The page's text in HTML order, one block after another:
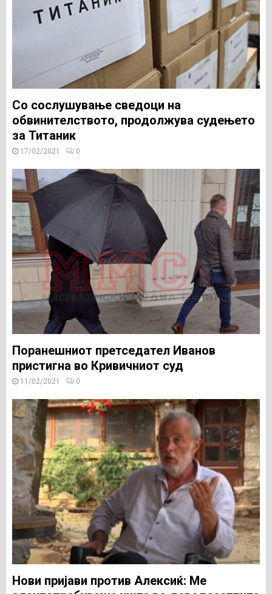
Со сослушување сведоци на
обвинителството, продолжува судењето
за Титаник
17/02/2021 0
Поранешниот претседател Иванов
пристигна во Кривичниот суд
11/02/2021 0
Нови пријави против Алексиќ: Ме